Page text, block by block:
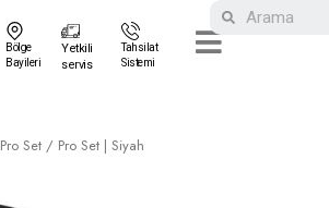
Bölge
Bayileri
Yetkili
servis
Tahsilat
Sistemi
Pro Set / Pro Set | Siyah